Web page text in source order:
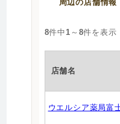
周辺の店舗情報
8件中 1 ～ 8件を表示
店舗名
ウエルシア薬局富